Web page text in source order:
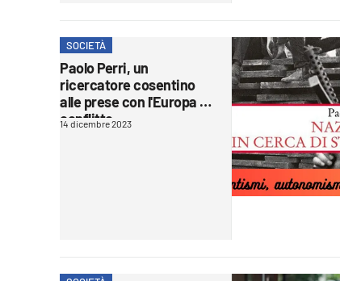
lacitymag.it
SOCIETÀ
Paolo Perri, un
ricercatore cosentino
alle prese con l'Europa del
conflitto
14 dicembre 2023